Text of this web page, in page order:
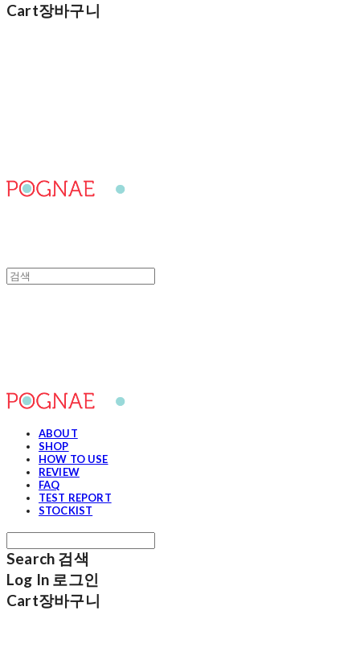
Cart장바구니
ABOUT
SHOP
HOW TO USE
REVIEW
FAQ
TEST REPORT
STOCKIST
Search 검색
Log In 로그인
Cart장바구니